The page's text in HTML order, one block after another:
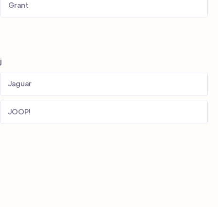
Grant
j
Jaguar
JOOP!